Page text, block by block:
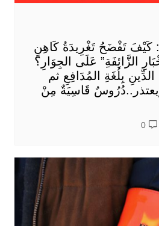
كَيْفَ تَفْضَحُ تَغْرِيدَةُ كَاهِنٍ
الزَّائِفَةِ” عَلَى الجِوَارِ؟
بِلُغَةِ المُدَافِعِ ثم
قَاسِيَةٌ مِنْ
0